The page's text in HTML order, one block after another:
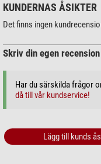
KUNDERNAS ÅSIKTER
Det finns ingen
Skriv din egen recension
Har du särskilda frågor
då till vår kundservice!
Lägg till kunds